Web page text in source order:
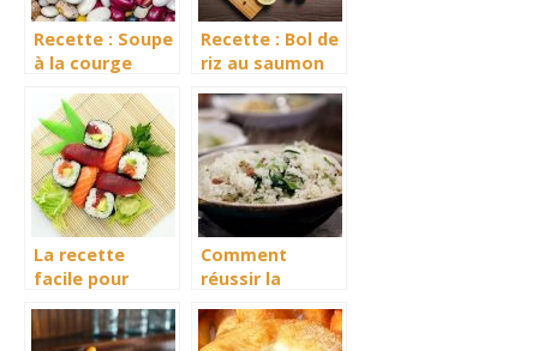
Recette : Soupe
à la courge
haricots blancs
Recette : Bol de
riz au saumon
gingembre et
citron vert
La recette
facile pour
sushis
Comment
réussir la
riz ?